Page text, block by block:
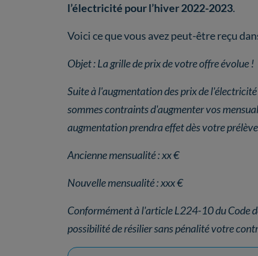
l’électricité pour l’hiver 2022-2023.
Voici ce que vous avez peut-être reçu
Objet : La grille de prix de votre offre évolue !
Suite à l'augmentation des prix de
sommes contraints d'augmenter vos
augmentation prendra effet dès votre
Ancienne mensualité : xx €
Nouvelle mensualité : xxx €
Conformément à l'article L224-10 du Code
possibilité de résilier sans pénalité votre